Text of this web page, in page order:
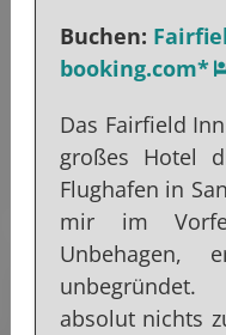
Buchen:
booking.com*
Das Fairfield
großes Hotel
Flughafen in
mir im
Unbehagen,
absolut nichts